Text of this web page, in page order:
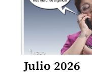
Julio 2026